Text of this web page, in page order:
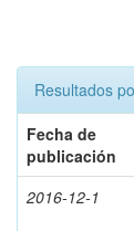
Resultados
Fecha de
publicación
2016-12-1